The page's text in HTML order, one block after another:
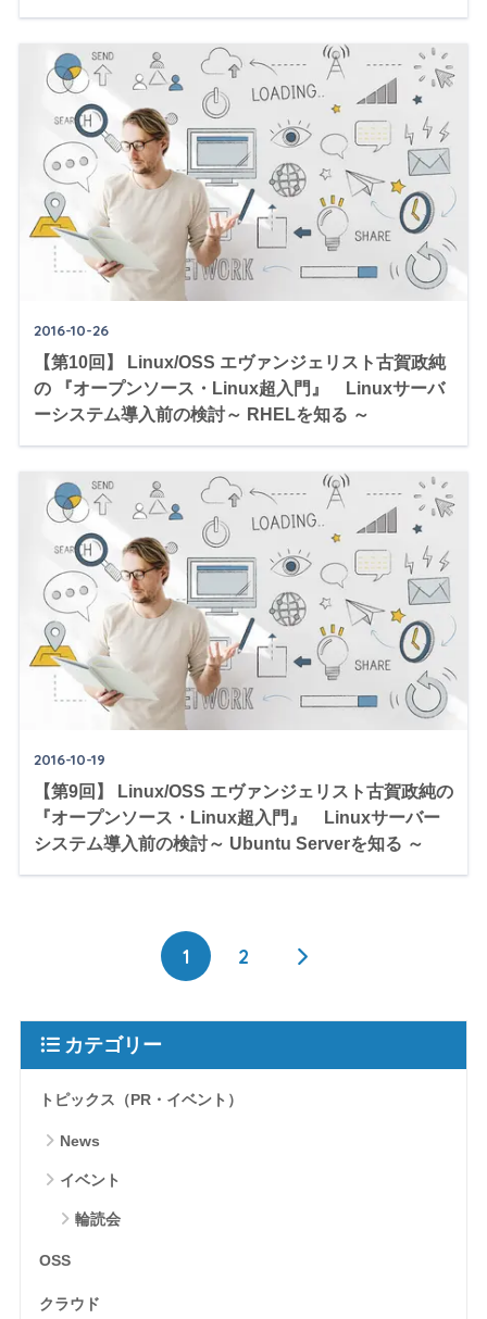
2016-10-26
【第10回】 Linux/OSS エヴァンジェリスト古賀政純
の 『オープンソース・Linux超入門』 Linuxサーバ
ーシステム導入前の検討～ RHELを知る ～
2016-10-19
【第9回】 Linux/OSS エヴァンジェリスト古賀政純の
『オープンソース・Linux超入門』 Linuxサーバー
システム導入前の検討～ Ubuntu Serverを知る ～
1 2
カテゴリー
トピックス（PR・イベント）
News
イベント
輪読会
OSS
クラウド